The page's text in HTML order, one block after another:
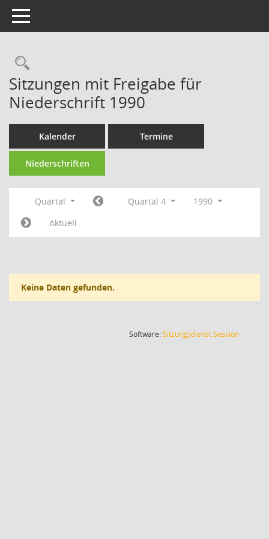
Toggle navigation
Rechercheauswahl
Sitzungen mit Freigabe für
Niederschrift 1990
Kalender Termine
Niederschriften
Quartal Quartal 4
1990
Aktuell
Keine Daten gefunden.
Software:SitzungsdienstSession(Wird in